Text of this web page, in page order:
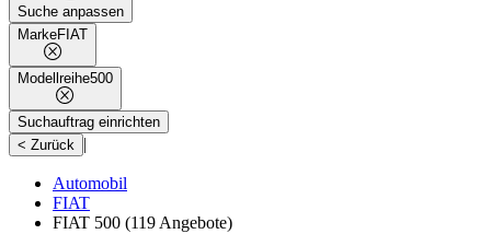
Suche anpassen
MarkeFIAT
Modellreihe500
Suchauftrag einrichten
< Zurück |
Automobil
FIAT
FIAT 500 (119 Angebote)